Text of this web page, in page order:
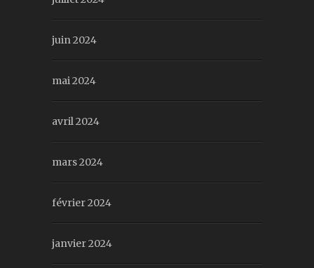
juin 2024
mai 2024
avril 2024
mars 2024
février 2024
janvier 2024